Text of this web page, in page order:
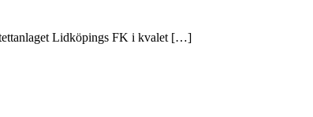
Lidköpings FK i kvalet […]